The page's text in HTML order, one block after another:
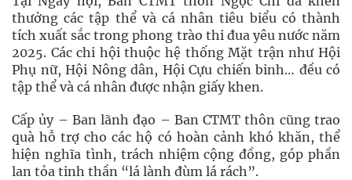
thưởng các tập thể và cá nhân tiêu biểu có thành
tích xuất sắc trong phong trào thi đua yêu nước năm
2025. Các chi hội thuộc hệ thống Mặt trận như Hội
Phụ nữ, Hội Nông dân, Hội Cựu chiến binh… đều có
tập thể và cá nhân được nhận giấy khen.
Cấp ủy – Ban lãnh đạo – Ban CTMT thôn cũng trao
quà hỗ trợ cho các hộ có hoàn cảnh khó khăn, thể
hiện nghĩa tình, trách nhiệm cộng đồng, góp phần
lan tỏa tinh thần “lá lành đùm lá rách”.